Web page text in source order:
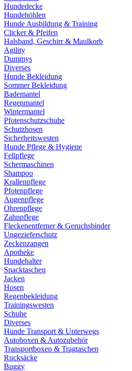
Hundedecke
Hundehöhlen
Hunde Ausbildung & Training
Clicker & Pfeifen
Halsband, Geschirr & Maulkorb
Agility
Dummys
Diverses
Hunde Bekleidung
Sommer Bekleidung
Bademantel
Regenmantel
Wintermantel
Pfotenschutzschuhe
Schutzhosen
Sicherheitswesten
Hunde Pflege & Hygiene
Fellpflege
Schermaschinen
Shampoo
Krallenpflege
Pfotenpflege
Augenpflege
Ohrenpflege
Zahnpflege
Fleckenentferner & Geruchsbinder
Ungezieferschutz
Zeckenzangen
Apotheke
Hundehalter
Snacktaschen
Jacken
Hosen
Regenbekleidung
Trainingswesten
Schuhe
Diverses
Hunde Transport & Unterwegs
Autoboxen & Autozubehör
Transportboxen & Tragtaschen
Rucksäcke
Buggy